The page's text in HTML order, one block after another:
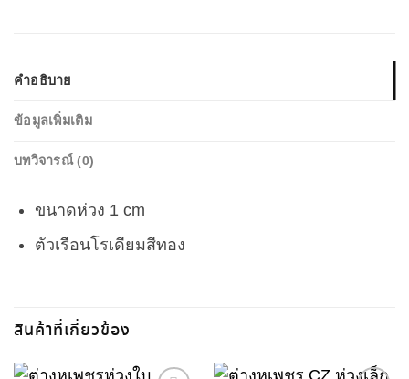
คำอธิบาย
ข้อมูลเพิ่มเติม
บทวิจารณ์ (0)
ขนาดห่วง 1 cm
ตัวเรือนโรเดียมสีทอง
สินค้าที่เกี่ยวข้อง